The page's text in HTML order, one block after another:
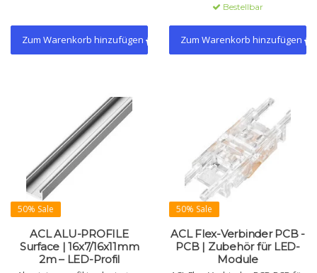
Zum Warenkorb hinzufügen
Bestellbar
Zum Warenkorb hinzufügen
50% Sale
ACL ALU-PROFILE
Surface | 16x7/16x11mm
2m – LED-Profil
50% Sale
ACL Flex-Verbinder PCB -
PCB | Zubehör für LED-
Module